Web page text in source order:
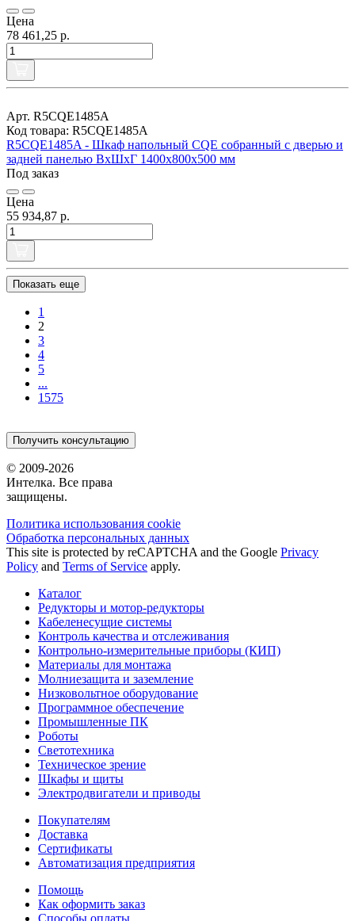
Цена
78 461,25 р.
Арт. R5CQE1485A
Код товара: R5CQE1485A
R5CQE1485A - Шкаф напольный CQE собранный с дверью и
задней панелью ВхШхГ 1400x800x500 мм
Под заказ
Цена
55 934,87 р.
Показать еще
1
2
3
4
5
...
1575
Получить консультацию
© 2009-2026
Интелка. Все права
защищены.
Политика использования сookie
Обработка персональных данных
This site is protected by reCAPTCHA and the Google Privacy
Policy and Terms of Service apply.
Каталог
Редукторы и мотор-редукторы
Кабеленесущие системы
Контроль качества и отслеживания
Контрольно-измерительные приборы (КИП)
Материалы для монтажа
Молниезащита и заземление
Низковольтное оборудование
Программное обеспечение
Промышленные ПК
Роботы
Светотехника
Техническое зрение
Шкафы и щиты
Электродвигатели и приводы
Покупателям
Доставка
Сертификаты
Автоматизация предприятия
Помощь
Как оформить заказ
Способы оплаты